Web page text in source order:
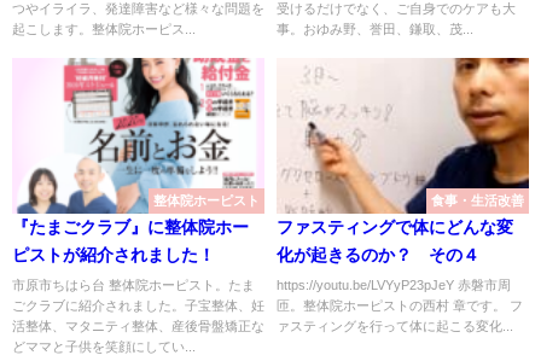
つやイライラ、発達障害など様々な問題を
起こします。整体院ホーピス...
受けるだけでなく、ご自身でのケアも大
事。おゆみ野、誉田、鎌取、茂...
整体院ホーピスト
『たまごクラブ』に整体院ホー
ピストが紹介されました！
市原市ちはら台 整体院ホーピスト。たま
ごクラブに紹介されました。子宝整体、妊
活整体、マタニティ整体、産後骨盤矯正な
どママと子供を笑顔にしてい...
食事・生活改善
ファスティングで体にどんな変
化が起きるのか？ その４
https://youtu.be/LVYyP23pJeY 赤磐市周
匝。整体院ホーピストの西村 章です。 フ
ァスティングを行って体に起こる変化...